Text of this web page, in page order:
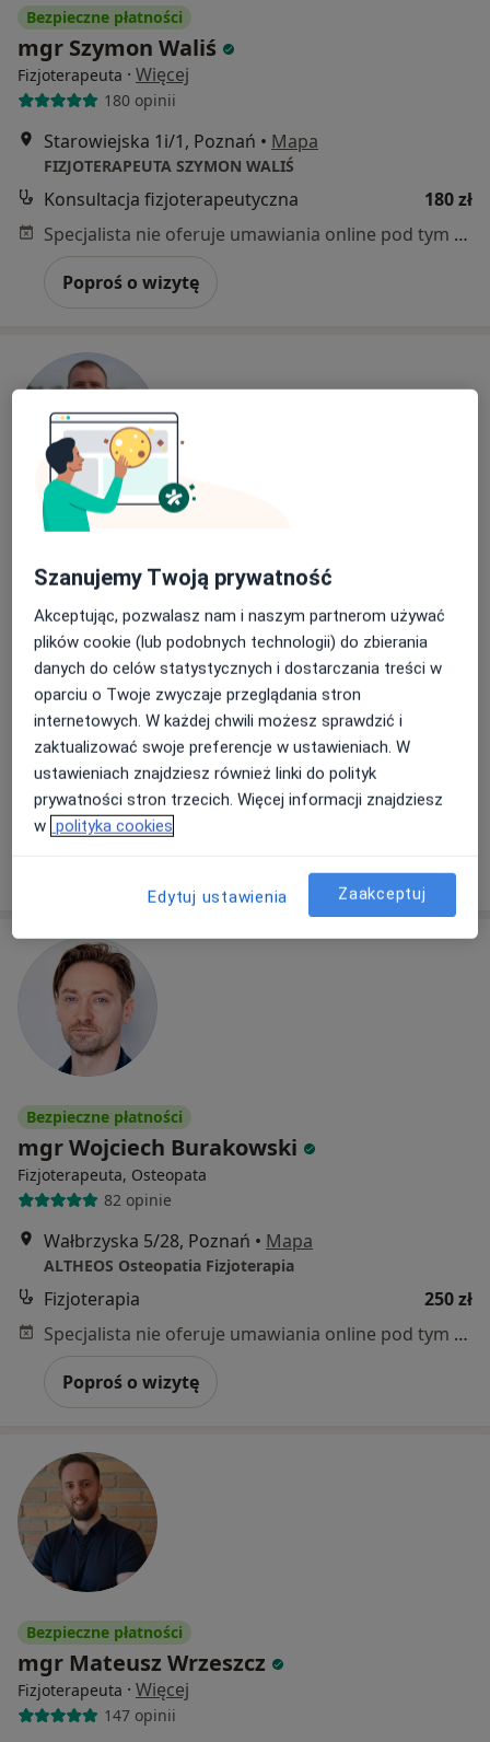
Bezpieczne płatności
mgr Szymon Waliś
Fizjoterapeuta · Więcej
180 opinii
Starowiejska 1i/1, Poznań • Mapa
FIZJOTERAPEUTA SZYMON WALIŚ
Konsultacja fizjoterapeutyczna
180 zł
Specjalista nie oferuje umawiania online pod tym adresem.
Poproś o wizytę
Bezpieczne płatności
mgr Paweł Wdowiński
Fizjoterapeuta·Więcej
176 opinii
Adres 1 Adres 2 Adres 3
Folwarczna 18a/2/3, Poznań•Mapa
R3power Health & Performance
Konsultacja fizjoterapeutyczna
Bezpieczne płatności
mgr Wojciech Burakowski
Fizjoterapeuta, Osteopata
82 opinie
Wałbrzyska 5/28, Poznań • Mapa
ALTHEOS Osteopatia Fizjoterapia
Fizjoterapia
250 zł
Specjalista nie oferuje umawiania online pod tym adresem.
Poproś o wizytę
Bezpieczne płatności
mgr Mateusz Wrzeszcz
Fizjoterapeuta · Więcej
147 opinii
Szanujemy Twoją prywatność
Akceptując, pozwalasz nam i naszym partnerom używać
plików cookie (lub podobnych technologii) do zbierania
danych do celów statystycznych i dostarczania treści w
oparciu o Twoje zwyczaje przeglądania stron
internetowych. W każdej chwili możesz sprawdzić i
zaktualizować swoje preferencje w ustawieniach. W
ustawieniach znajdziesz również linki do polityk
prywatności stron trzecich. Więcej informacji znajdziesz
w polityka cookies
Edytuj ustawienia Zaakceptuj